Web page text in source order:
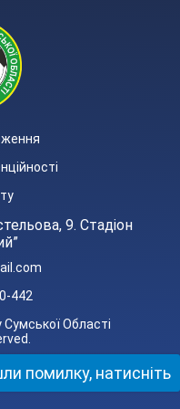
9. Стадіон
442
Області
помилку, натисніть